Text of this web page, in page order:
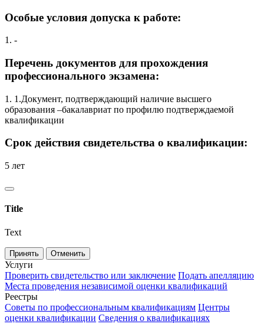
Особые условия допуска к работе:
1. -
Перечень документов для прохождения
профессионального экзамена:
1. 1.Документ, подтверждающий наличие высшего
образования –бакалавриат по профилю подтверждаемой
квалификации
Срок действия свидетельства о квалификации:
5 лет
Title
Text
Принять Отменить
Услуги
Проверить свидетельство или заключение Подать апелляцию
Места проведения независимой оценки квалификаций
Реестры
Советы по профессиональным квалификациям Центры
оценки квалификации Сведения о квалификациях